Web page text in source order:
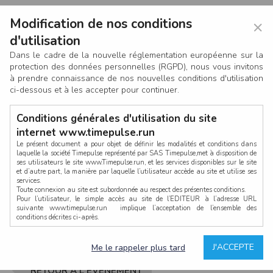
CONNEXION
RETOUR À L'ÉVÈNEMENT
×
Modification de nos conditions
d'utilisation
Dans le cadre de la nouvelle réglementation européenne sur la
protection des données personnelles (RGPD), nous vous invitons
à prendre connaissance de nos nouvelles conditions d'utilisation
ci-dessous et à les accepter pour continuer.
Conditions générales d'utilisation du site
internet www.timepulse.run
Le présent document a pour objet de définir les modalités et conditions dans
laquelle la société Timepulse représenté par SAS Timepulse,met à disposition de
ses utilisateurs le site www.Timepulse.run, et les services disponibles sur le site
et d’autre part, la manière par laquelle l’utilisateur accède au site et utilise ses
services.
Toute connexion au site est subordonnée au respect des présentes conditions.
Pour l’utilisateur, le simple accès au site de l’EDITEUR à l’adresse URL
suivante www.timepulse.run implique l’acceptation de l’ensemble des
conditions décrites ci-après.
La structure générale du site www.timepulse.run, par quelque procédé que ce
soit, sans l'autorisation préalable et par écrit de Fourcherot Mickael et/ou de ses
J'ACCEPTE
Me le rappeler plus tard